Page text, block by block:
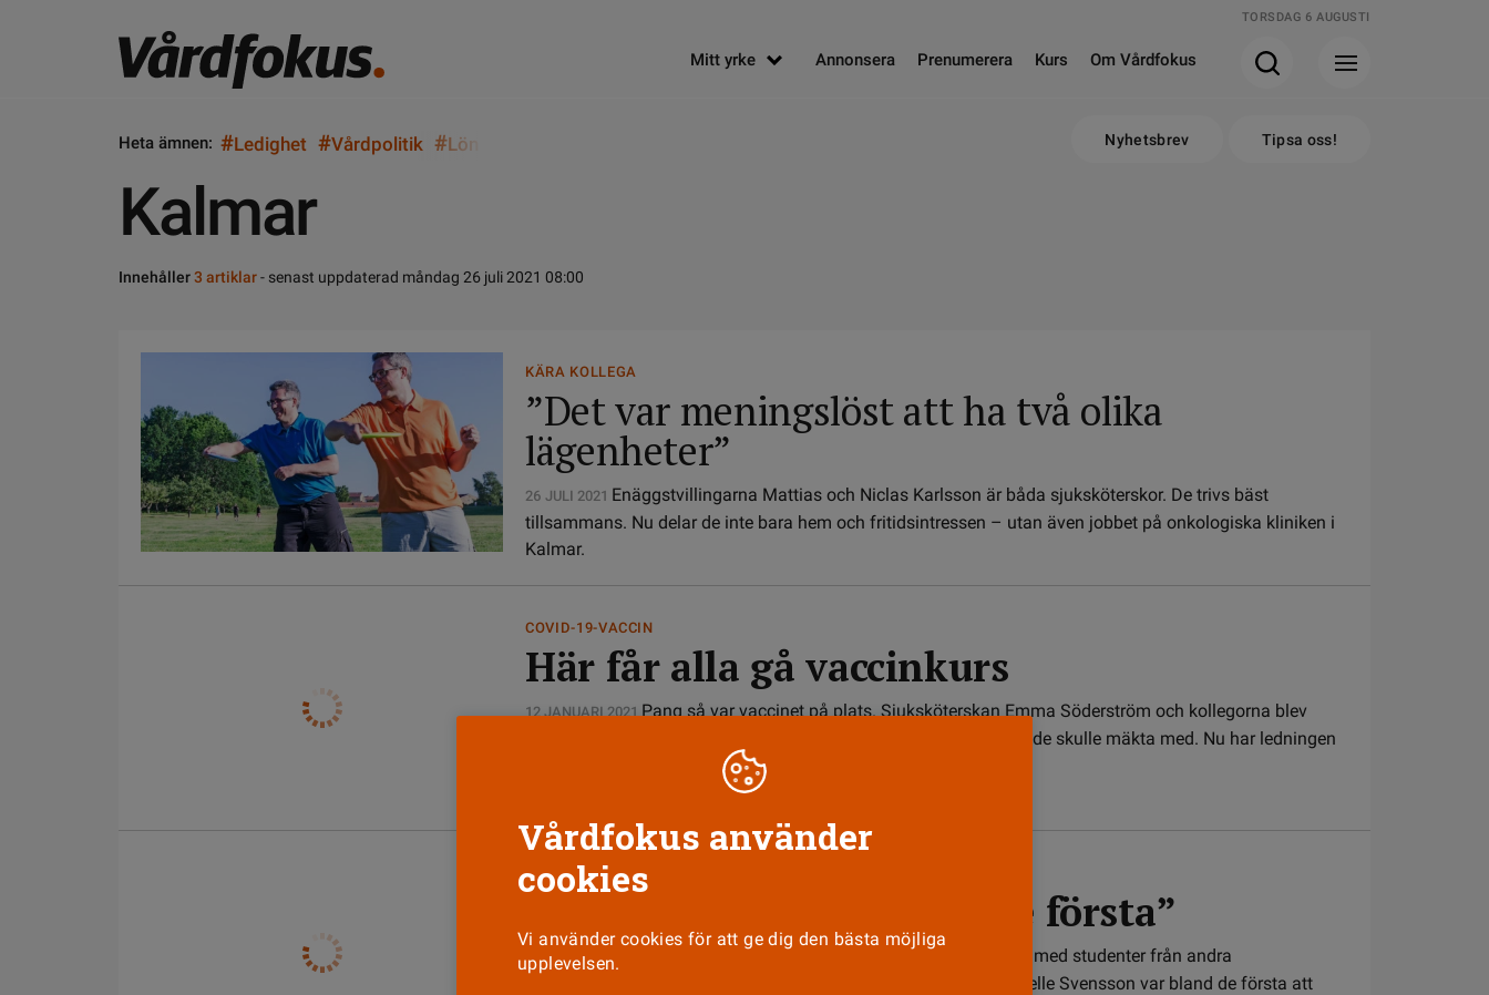
TORSDAG 6 AUGUSTI
Mitt yrke Annonsera Prenumerera Kurs Om Vårdfokus
Heta ämnen: #Ledighet #Vårdpolitik #Lön Nyhetsbrev Tipsa oss!
Kalmar
Innehåller3 artiklar- senast uppdaterad måndag 26 juli 2021 08:00
KÄRA KOLLEGA
”Det var meningslöst att ha två olika
lägenheter”
26 JULI 2021 Enäggstvillingarna Mattias och Niclas Karlsson är båda sjuksköterskor. De trivs bäst
tillsammans. Nu delar de inte bara hem och fritidsintressen – utan även jobbet på onkologiska kliniken i
Kalmar.
COVID-19-VACCIN
Här får alla gå vaccinkurs
12 JANUARI 2021Pang så var vaccinet på plats. Sjuksköterskan Emma Söderström och kollegorna blev
oroliga. De undrade om de hade tillräckligt med kunskap och om de skulle mäkta med. Nu har ledningen
STUDENT
”Coolt att ha varit en av de första”
20 NOVEMBER 2020
Nu får fler chansen att göra praktik tillsammans med studenter från andra
vårdutbildningar. Sjuksköterskestudenterna Ebba Rigbo och Isabelle Svensson var bland de första att
Vårdfokus använder
cookies
Vi använder cookies för att ge dig den bästa möjliga
upplevelsen.